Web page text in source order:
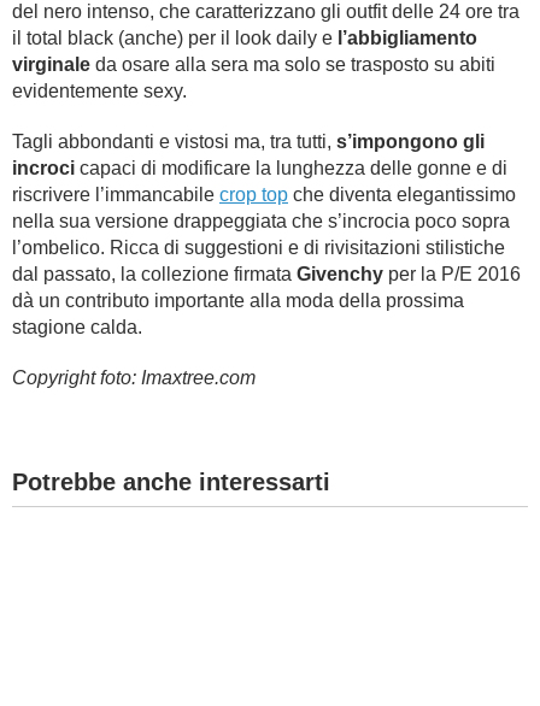
del nero intenso, che caratterizzano gli outfit delle 24 ore tra
il total black (anche) per il look daily e l’abbigliamento
virginale da osare alla sera ma solo se trasposto su abiti
evidentemente sexy.
Tagli abbondanti e vistosi ma, tra tutti, s’impongono gli
incroci capaci di modificare la lunghezza delle gonne e di
riscrivere l’immancabile crop top che diventa elegantissimo
nella sua versione drappeggiata che s’incrocia poco sopra
l’ombelico. Ricca di suggestioni e di rivisitazioni stilistiche
dal passato, la collezione firmata Givenchy per la P/E 2016
dà un contributo importante alla moda della prossima
stagione calda.
Copyright foto: Imaxtree.com
Potrebbe anche interessarti